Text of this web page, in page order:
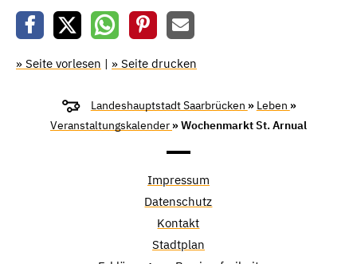
» Seite vorlesen | » Seite drucken
Landeshauptstadt Saarbrücken » Leben »
Veranstaltungskalender » Wochenmarkt St. Arnual
Impressum
Datenschutz
Kontakt
Stadtplan